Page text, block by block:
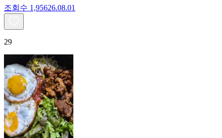
조회수 1,95626.08.01
29